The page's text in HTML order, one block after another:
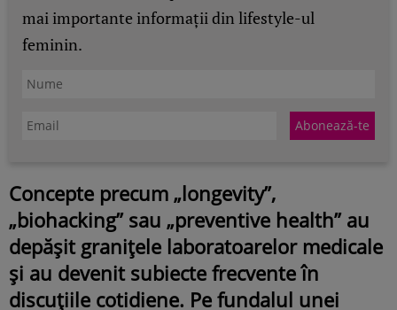
mai importante informații din lifestyle-ul
feminin.
Concepte precum „longevity”,
„biohacking” sau „preventive health” au
depășit granițele laboratoarelor medicale
și au devenit subiecte frecvente în
discuțiile cotidiene. Pe fundalul unei